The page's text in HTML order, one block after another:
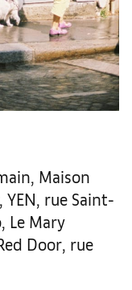
Maison
rue Saint-
Le Mary
Door, rue